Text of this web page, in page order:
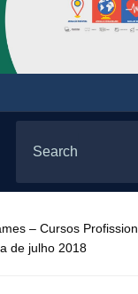
for:
– Cursos
de julho 2018